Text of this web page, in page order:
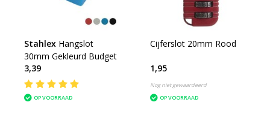
Stahlex Hangslot
30mm Gekleurd Budget
3,39
OP VOORRAAD
Cijferslot 20mm Rood
1,95
Nog niet gewaardeerd
OP VOORRAAD